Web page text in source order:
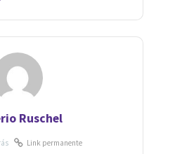
Ruschel
Link permanente